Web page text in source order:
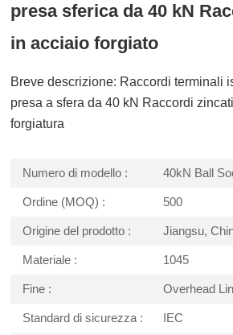
presa sferica da 40 kN
in acciaio forgiato
Breve descrizione: Raccordi terminali
presa a sfera da 40 kN Raccordi
forgiatura
Numero di modello : 40kN Ball
Ordine (MOQ) : 500
Origine del prodotto : Jiangsu,
Materiale : 1045
Fine : Overhead
Standard di sicurezza : IEC